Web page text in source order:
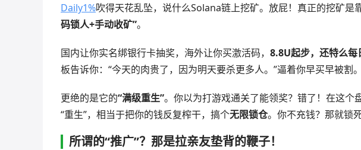
Daily1%吹得天花乱坠，说什么Solana链上挖矿。放屁！真正的挖矿是
码锁人+手动收矿”。
国内让你实名绑银行卡抽奖，海外让你买激活码， 8.8U起步，还特么每
板告诉你：“今天的肉贵了，因为明天要杀更多人。”逼着你早买早被割。
更绝的是它的“满级重生”。你以为打游戏通关了能领奖？错了！在这个
“重生”，相当于把你的钱反复榨干，搞个无限锁仓。你不充钱？那就锁
所谓的“推广”？那是拉亲友垫背的鞭子！